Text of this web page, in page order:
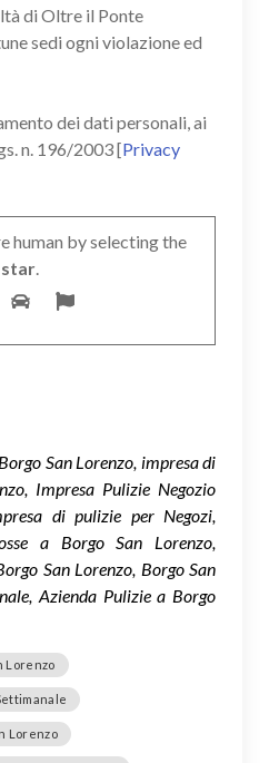
di Oltre il Ponte
sedi ogni violazione ed
dei dati personali, ai
n. 196/2003 [Privacy
human by selecting the
star.
San Lorenzo, impresa di
Impresa Pulizie Negozio
di pulizie per Negozi,
a Borgo San Lorenzo,
San Lorenzo, Borgo San
Azienda Pulizie a Borgo
Lorenzo
Lorenzo